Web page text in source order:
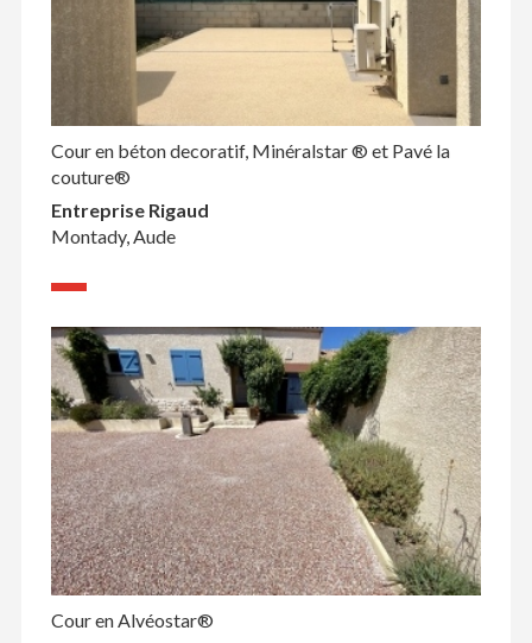
Cour en béton decoratif, Minéralstar ® et Pavé la
couture®
Entreprise Rigaud
Montady, Aude
Cour en Alvéostar®